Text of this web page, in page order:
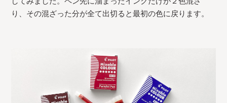
り、その混ざった分が全て出切ると最初の色に戻ります。